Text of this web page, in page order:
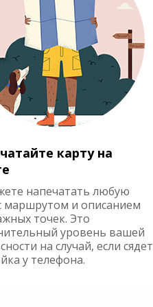
карту на
напечатать любую
маршрутом и описанием
точек. Это
уровень вашей
на случай, если сядет
у телефона.